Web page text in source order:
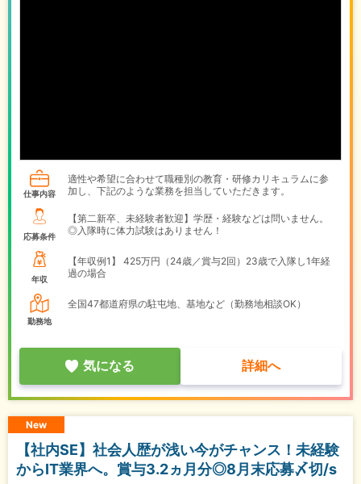
仕事内容
適性や希望に合わせて職種別の教育・研修カリキュラムに参
加し、下記のような業務を担当していただきます。
応募条件
【第二新卒、未経験者歓迎】学歴・経験などは問いません。
◎入隊時に体力試験はありません！
年収
【年収例1】
425万円（24歳／賞与2回）23歳で入隊し1年経
過の場合
勤務地
全国47都道府県の駐屯地、基地など（勤務地相談OK）
気になる 詳細へ
New
【社内SE】社会人歴が浅い今がチャンス！未経験
からIT業界へ。賞与3.2ヵ月分◎8月末応募〆切/s